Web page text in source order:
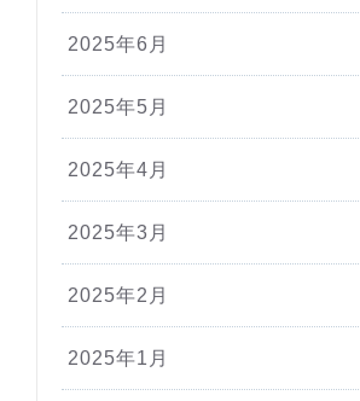
2025年6月
2025年5月
2025年4月
2025年3月
2025年2月
2025年1月